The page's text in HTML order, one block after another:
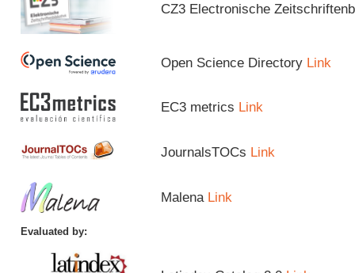
CZ3 Electronische
Open Science Directory Link
EC3 metrics Link
JournalsTOCs Link
Malena Link
Evaluated by: